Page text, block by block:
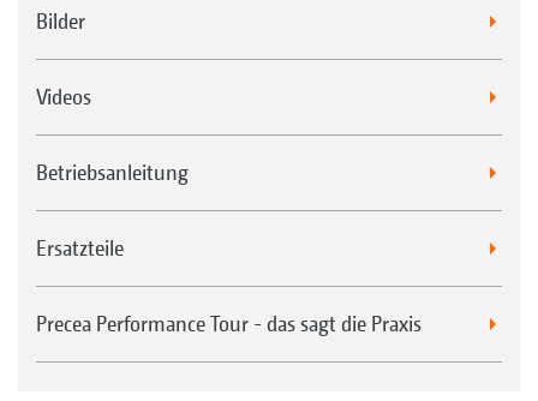
Bilder
Videos
Betriebsanleitung
Ersatzteile
Precea Performance Tour - das sagt die Praxis